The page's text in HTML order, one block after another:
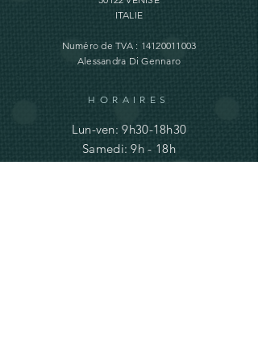
ITALIE
Numéro de TVA : 14120011003
Alessandra Di Gennaro
HORAIRES
Lun-ven: 9h30-18h30
Samedi: 9h - 18h